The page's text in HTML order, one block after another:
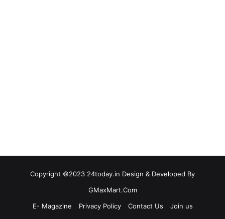
Copyright ©2023 24today.in Design & Developed By
GMaxMart.Com
E- Magazine
Privacy Policy Contact Us
Join us